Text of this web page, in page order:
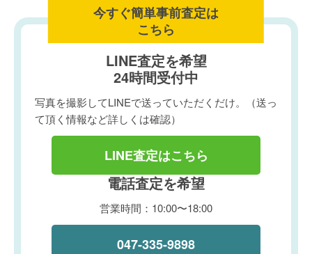
今すぐ簡単事前査定は
こちら
LINE査定を希望
24時間受付中
写真を撮影してLINEで送っていただくだけ。（送っ
て頂く情報など詳しくは確認）
LINE査定はこちら
電話査定を希望
営業時間：10:00〜18:00
047-335-9898